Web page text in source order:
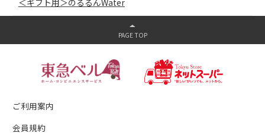
＜ギフト用＞のるるんWater
ご利用案内
会員規約